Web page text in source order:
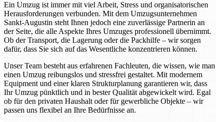
Ein Umzug ist immer mit viel Arbeit, Stress und organisatorischen
Herausforderungen verbunden. Mit dem Umzugsunternehmen
Sankt-Augustin steht Ihnen jedoch eine zuverlässige Partnerin an
der Seite, die alle Aspekte Ihres Umzuges professionell übernimmt.
Ob der Transport, die Lagerung oder die Packhilfe – wir sorgen
dafür, dass Sie sich auf das Wesentliche konzentrieren können.
Unser Team besteht aus erfahrenen Fachleuten, die wissen, wie man
einen Umzug reibungslos und stressfrei gestaltet. Mit modernem
Equipment und einer klaren Strukturplanung garantieren wir, dass
Ihr Umzug pünktlich und in bester Qualität abgewickelt wird. Egal
ob für den privaten Haushalt oder für gewerbliche Objekte – wir
passen uns flexibel an Ihre Bedürfnisse an.